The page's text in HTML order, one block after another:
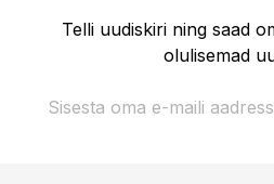
Telli uudiskiri ning saad
olulisemad